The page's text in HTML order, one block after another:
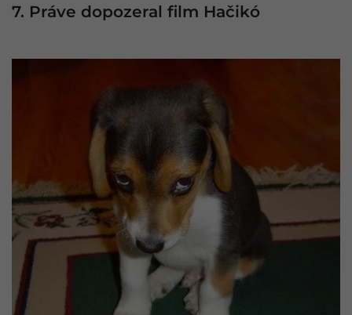
7. Práve dopozeral film Hačikó